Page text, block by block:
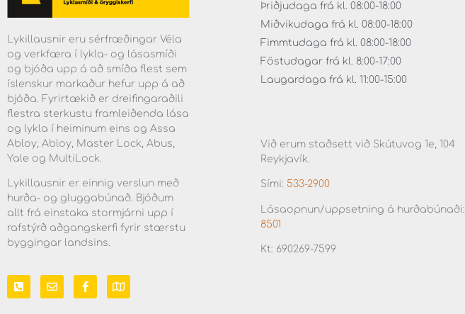
Lykillausnir eru sérfræðingar Véla
og verkfæra í lykla- og lásasmíði
og bjóða upp á að smíða flest sem
íslenskur markaður hefur upp á að
bjóða. Fyrirtækið er dreifingaraðili
flestra sterkustu framleiðenda lása
og lykla í heiminum eins og Assa
Abloy, Abloy, Master Lock, Abus,
Yale og MultiLock.
Lykillausnir er einnig verslun með
hurða- og gluggabúnað. Bjóðum
allt frá einstaka stormjárni upp í
rafstýrð aðgangskerfi fyrir stærstu
byggingar landsins.
Þriðjudaga frá kl. 08:00-18:00
Miðvikudaga frá kl. 08:00-18:00
Fimmtudaga frá kl. 08:00-18:00
Föstudagar frá kl. 8:00-17:00
Laugardaga frá kl. 11:00-15:00
Við erum staðsett við Skútuvog 1e, 104
Reykjavík.
Sími: 533-2900
Lásaopnun/uppsetning á hurðabúnaði:
8501
Kt: 690269-7599